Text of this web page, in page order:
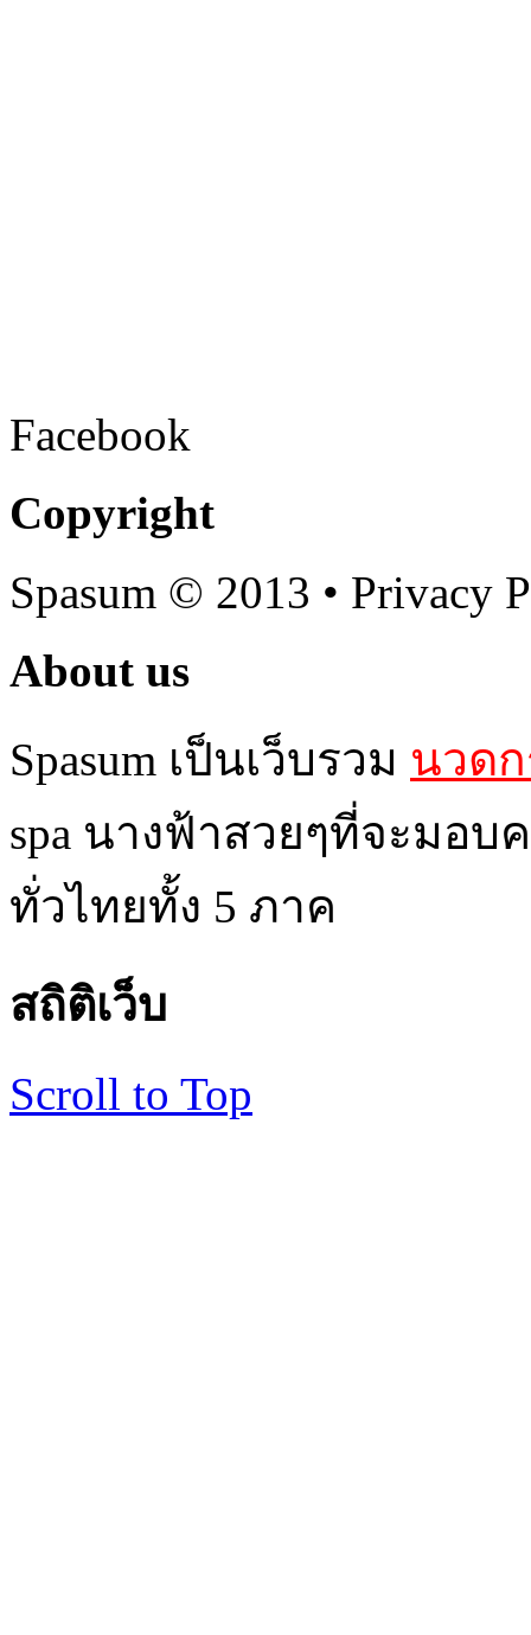
Facebook
Copyright
Spasum © 2013 • Privacy
About us
Spasum เป็นเว็บรวม นวด
spa นางฟ้าสวยๆที่จะมอ
ทั่วไทยทั้ง 5 ภาค
สถิติเว็บ
Scroll to Top